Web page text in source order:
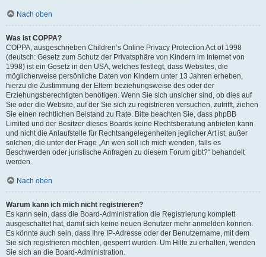
Nach oben
Was ist COPPA?
COPPA, ausgeschrieben Children’s Online Privacy Protection Act of 1998
(deutsch: Gesetz zum Schutz der Privatsphäre von Kindern im Internet von
1998) ist ein Gesetz in den USA, welches festlegt, dass Websites, die
möglicherweise persönliche Daten von Kindern unter 13 Jahren erheben,
hierzu die Zustimmung der Eltern beziehungsweise des oder der
Erziehungsberechtigten benötigen. Wenn Sie sich unsicher sind, ob dies auf
Sie oder die Website, auf der Sie sich zu registrieren versuchen, zutrifft, ziehen
Sie einen rechtlichen Beistand zu Rate. Bitte beachten Sie, dass phpBB
Limited und der Besitzer dieses Boards keine Rechtsberatung anbieten kann
und nicht die Anlaufstelle für Rechtsangelegenheiten jeglicher Art ist; außer
solchen, die unter der Frage „An wen soll ich mich wenden, falls es
Beschwerden oder juristische Anfragen zu diesem Forum gibt?“ behandelt
werden.
Nach oben
Warum kann ich mich nicht registrieren?
Es kann sein, dass die Board-Administration die Registrierung komplett
ausgeschaltet hat, damit sich keine neuen Benutzer mehr anmelden können.
Es könnte auch sein, dass Ihre IP-Adresse oder der Benutzername, mit dem
Sie sich registrieren möchten, gesperrt wurden. Um Hilfe zu erhalten, wenden
Sie sich an die Board-Administration.